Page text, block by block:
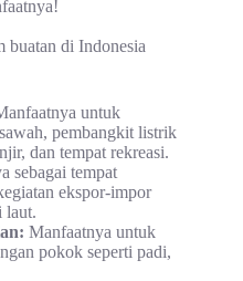
buatan di Indonesia
untuk
pembangkit listrik
dan tempat rekreasi.
sebagai tempat
ekspor-impor
laut.
Manfaatnya untuk
pokok seperti padi,